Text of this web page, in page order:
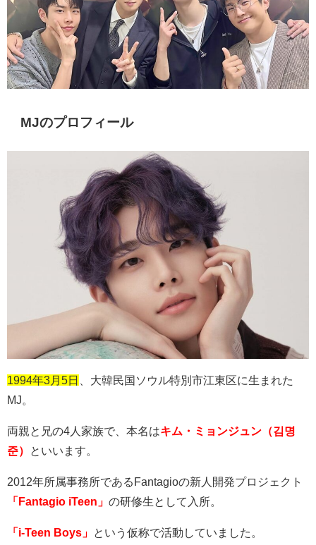
MJのプロフィール
1994年3月5日
、大韓民国ソウル特別市江東区に生まれた
MJ
両親と兄の4 人家族で、本名はキム・ミョンジュン（김명
준）
といいます。
2012年所属事務所であるFantagioの新人開発プロジェクト
「Fantagio iTeen」 の研修生として入所。
「i-Teen Boys」 という仮称で活動していました。